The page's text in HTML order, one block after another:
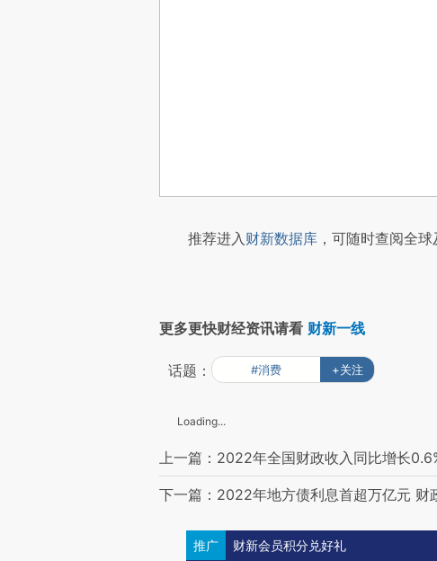
推荐进入财新数据库 ，可随时查阅全
更多更快财经资讯请看 财新一线
话题： #消费 +关注
Loading...
上一篇：2022年全国财政收入同比增长
下一篇：2022年地方债利息首超万亿元 财
推广 财新会员积分兑好礼